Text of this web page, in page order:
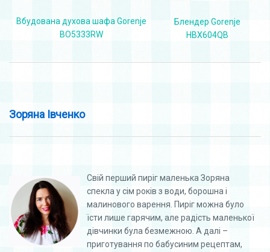
Вбудована духова шафа Gorenje
BO5333RW
Блендер Gorenje
HBX604QB
Зоряна Івченко
Свій перший пиріг маленька Зоряна
спекла у сім років з води, борошна і
малинового варення. Пиріг можна було
їсти лише гарячим, але радість маленької
дівчинки була безмежною. А далі –
приготування по бабусиним рецептам,